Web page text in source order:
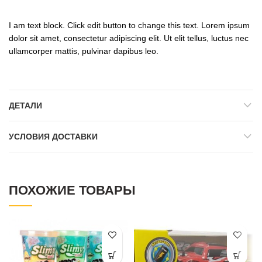
I am text block. Click edit button to change this text. Lorem ipsum
dolor sit amet, consectetur adipiscing elit. Ut elit tellus, luctus nec
ullamcorper mattis, pulvinar dapibus leo.
ДЕТАЛИ
УСЛОВИЯ ДОСТАВКИ
ПОХОЖИЕ ТОВАРЫ